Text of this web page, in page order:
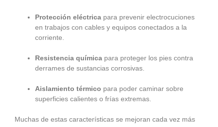
Protección eléctrica para prevenir electrocuciones
en trabajos con cables y equipos conectados a la
corriente.
Resistencia química para proteger los pies contra
derrames de sustancias corrosivas.
Aislamiento térmico para poder caminar sobre
superficies calientes o frías extremas.
Muchas de estas características se mejoran cada vez más